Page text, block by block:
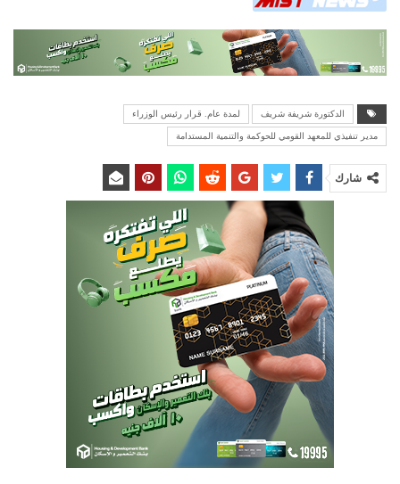
الدكتورة شريفة شريف لمدة عام. قرار رئيس الوزراء
مدير تنفيذي للمعهد القومي للحوكمة والتنمية المستدامة
شارك